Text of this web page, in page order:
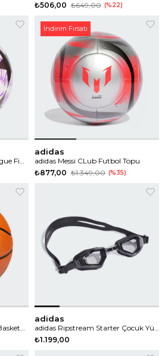
₺506,00 ₺649,00 %22
adidas Uefa Champions League Final Club Futbol Topu
adidas
adidas Messi CLub Futbol Topu
₺877,00 ₺1.349,00 %35
İndirim Fırsatı
adidas 3 Stripes Rubber X3 Basketbol Topu
adidas
adidas Ripstream Starter Çocuk Yüzücü Gözlüğü
₺1.199,00